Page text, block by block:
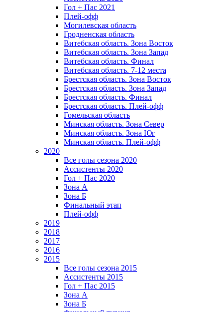
Гол + Пас 2021
Плей-офф
Могилевская область
Гродненская область
Витебская область. Зона Восток
Витебская область. Зона Запад
Витебская область. Финал
Витебская область. 7-12 места
Брестская область. Зона Восток
Брестская область. Зона Запад
Брестская область. Финал
Брестская область. Плей-офф
Гомельская область
Минская область. Зона Север
Минская область. Зона Юг
Минская область. Плей-офф
2020
Все голы сезона 2020
Ассистенты 2020
Гол + Пас 2020
Зона А
Зона Б
Финальный этап
Плей-офф
2019
2018
2017
2016
2015
Все голы сезона 2015
Ассистенты 2015
Гол + Пас 2015
Зона А
Зона Б